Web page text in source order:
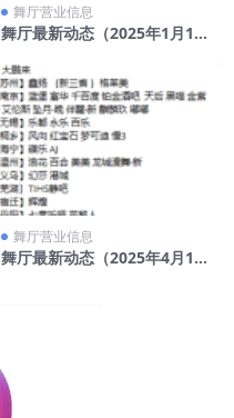
舞厅营业信息
舞厅最新动态（2025年1月1
舞厅营业信息
舞厅最新动态（2025年4月18